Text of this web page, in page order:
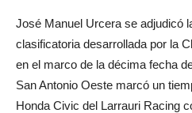
José Manuel Urcera se adjudicó
clasificatoria desarrollada por la
en el marco de la décima fecha
San Antonio Oeste marcó un
Honda Civic del Larrauri Racing